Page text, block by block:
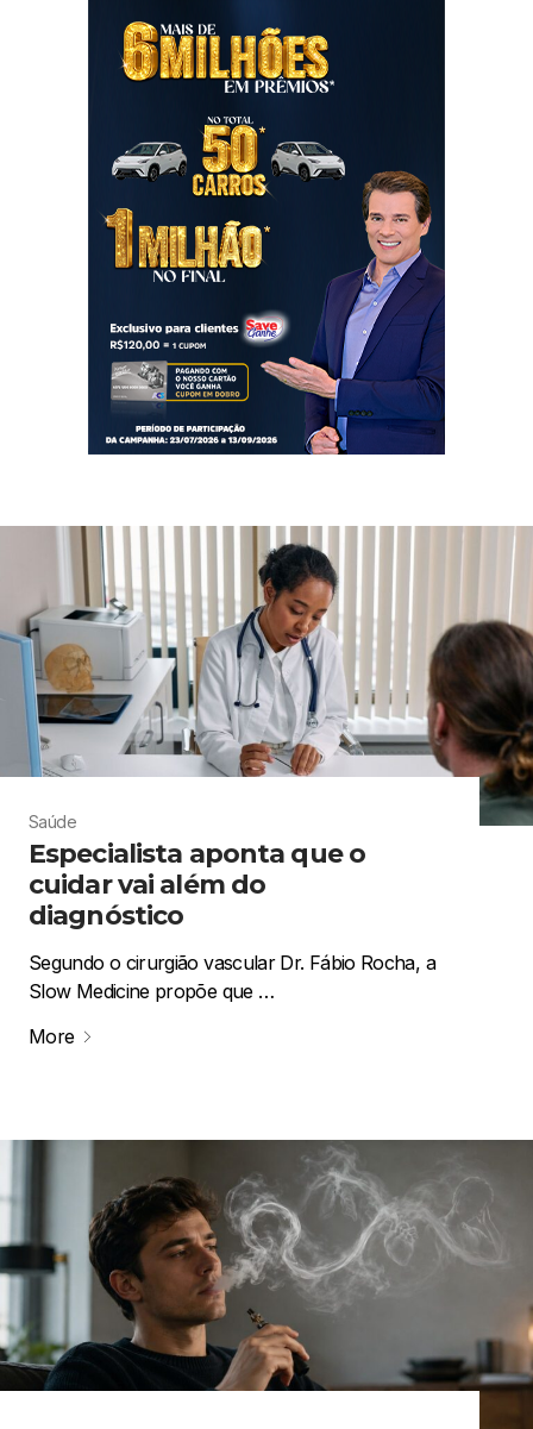
Saúde
Especialista aponta que o
cuidar vai além do
diagnóstico
Segundo o cirurgião vascular Dr. Fábio Rocha, a
Slow Medicine propõe que …
More